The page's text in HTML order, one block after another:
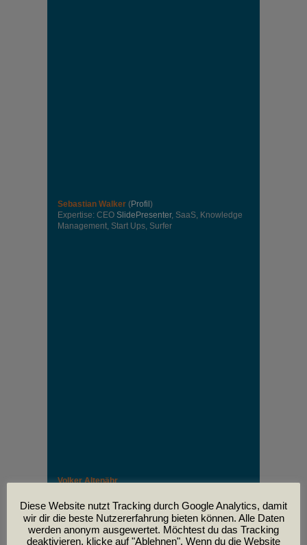
Sebastian Walker (Profil )
Expertise: CEO SlidePresenter, SaaS, Knowledge
Management, Start Ups, Surfer
Volker Altenähr
leider am
30. April im Alter von 81 Jahren verstorben.
Diese Website nutzt Tracking durch Google Analytics, damit
wir dir die beste Nutzererfahrung bieten können. Alle Daten
werden anonym ausgewertet. Möchtest du das Tracking
deaktivieren, klicke auf "Ablehnen". Wenn du die Website